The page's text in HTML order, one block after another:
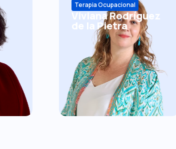
Terapia Ocupacional
Viviana Rodríguez
de la Pietra